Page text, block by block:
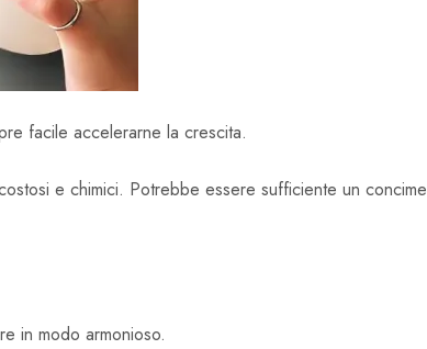
facile accelerarne la crescita.
e chimici. Potrebbe essere sufficiente un
in modo armonioso.